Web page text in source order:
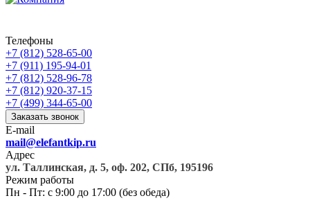
Телефоны
+7 (812) 528-65-00
+7 (911) 195-94-01
+7 (812) 528-96-78
+7 (812) 920-37-15
+7 (499) 344-65-00
Заказать звонок
E-mail
mail@elefantkip.ru
Адрес
ул. Таллинская, д. 5, оф. 202, СПб, 195196
Режим работы
Пн - Пт: с 9:00 до 17:00 (без обеда)